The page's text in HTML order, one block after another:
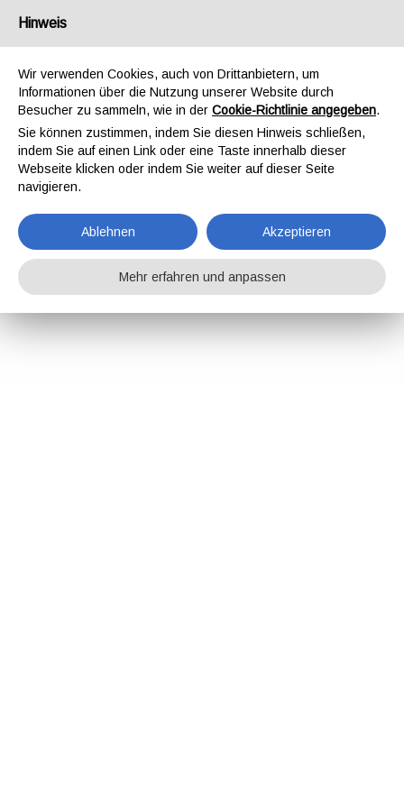
Hinweis
Wir verwenden Cookies, auch von Drittanbietern, um
Informationen über die Nutzung unserer Website durch
Besucher zu sammeln, wie in der Cookie-Richtlinie angegeben.
Sie können zustimmen, indem Sie diesen Hinweis schließen,
indem Sie auf einen Link oder eine Taste innerhalb dieser
Webseite klicken oder indem Sie weiter auf dieser Seite
navigieren.
Ablehnen Akzeptieren
Mehr erfahren und anpassen